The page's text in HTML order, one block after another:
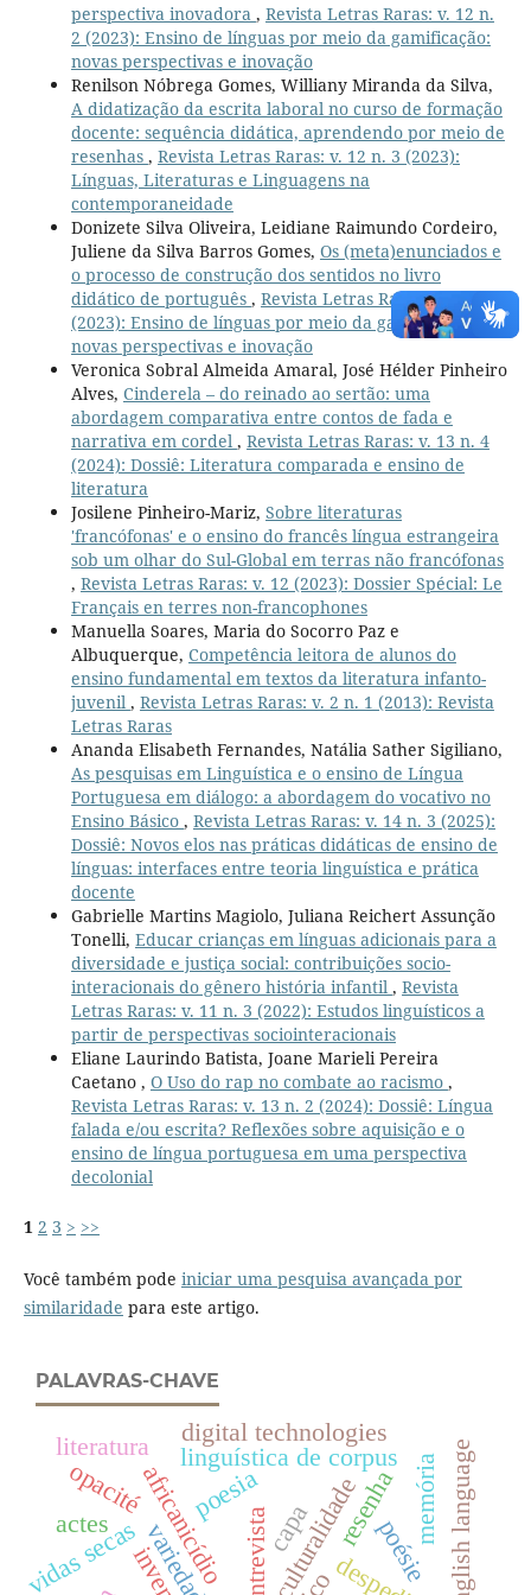
perspectiva inovadora , Revista Letras Raras: v. 12 n.
2 (2023): Ensino de línguas por meio da gamificação:
novas perspectivas e inovação
Renilson Nóbrega Gomes, Williany Miranda da Silva,
A didatização da escrita laboral no curso de formação
docente: sequência didática, aprendendo por meio de
resenhas , Revista Letras Raras: v. 12 n. 3 (2023):
Línguas, Literaturas e Linguagens na
contemporaneidade
Donizete Silva Oliveira, Leidiane Raimundo Cordeiro,
Juliene da Silva Barros Gomes, Os (meta)enunciados e
o processo de construção dos sentidos no livro
didático de português , Revista Letras Raras: v. 12 n. 2
(2023): Ensino de línguas por meio da gamificação:
novas perspectivas e inovação
Veronica Sobral Almeida Amaral, José Hélder Pinheiro
Alves, Cinderela – do reinado ao sertão: uma
abordagem comparativa entre contos de fada e
narrativa em cordel , Revista Letras Raras: v. 13 n. 4
(2024): Dossiê: Literatura comparada e ensino de
literatura
Josilene Pinheiro-Mariz, Sobre literaturas
'francófonas' e o ensino do francês língua estrangeira
sob um olhar do Sul-Global em terras não francófonas
, Revista Letras Raras: v. 12 (2023): Dossier Spécial: Le
Français en terres non-francophones
Manuella Soares, Maria do Socorro Paz e
Albuquerque, Competência leitora de alunos do
ensino fundamental em textos da literatura infanto-
juvenil , Revista Letras Raras: v. 2 n. 1 (2013): Revista
Letras Raras
Ananda Elisabeth Fernandes, Natália Sather Sigiliano,
As pesquisas em Linguística e o ensino de Língua
Portuguesa em diálogo: a abordagem do vocativo no
Ensino Básico , Revista Letras Raras: v. 14 n. 3 (2025):
Dossiê: Novos elos nas práticas didáticas de ensino de
línguas: interfaces entre teoria linguística e prática
docente
Gabrielle Martins Magiolo, Juliana Reichert Assunção
Tonelli, Educar crianças em línguas adicionais para a
diversidade e justiça social: contribuições socio-
interacionais do gênero história infantil , Revista
Letras Raras: v. 11 n. 3 (2022): Estudos linguísticos a
partir de perspectivas sociointeracionais
Eliane Laurindo Batista, Joane Marieli Pereira
Caetano , O Uso do rap no combate ao racismo ,
Revista Letras Raras: v. 13 n. 2 (2024): Dossiê: Língua
falada e/ou escrita? Reflexões sobre aquisição e o
ensino de língua portuguesa em uma perspectiva
decolonial
1 2 3 > >>
Você também pode iniciar uma pesquisa avançada por
similaridade para este artigo.
PALAVRAS-CHAVE
interculturalidade
africanicídio
linguística de corpus
vidas secas
resenha
entrevista poésie
opacité
digital technologies
english language
literatura
poesia
capa memória
actes